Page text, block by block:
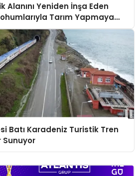
Yeniden İnşa Eden
Tarım Yapmaya
Batı Karadeniz Turistik Tren
Sunuyor